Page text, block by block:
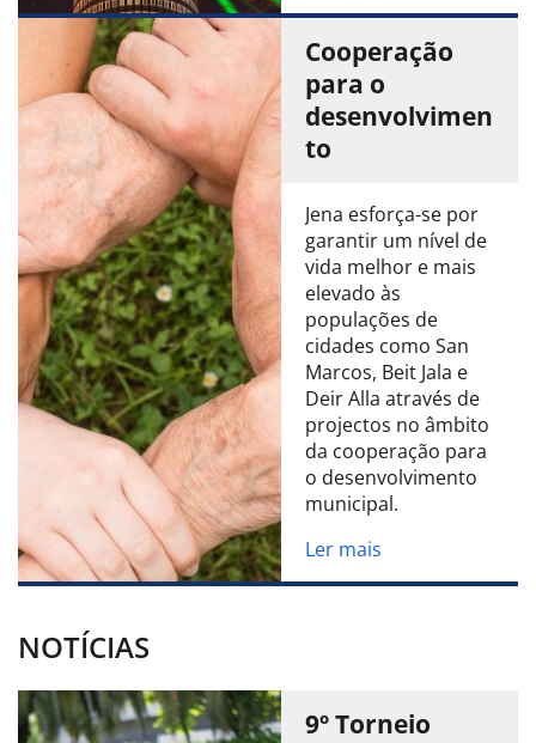
Cooperação
para o
desenvolvimen
to
Jena esforça-se por
garantir um nível de
vida melhor e mais
elevado às
populações de
cidades como San
Marcos, Beit Jala e
Deir Alla através de
projectos no âmbito
da cooperação para
o desenvolvimento
municipal.
Ler mais
NOTÍCIAS
9º Torneio